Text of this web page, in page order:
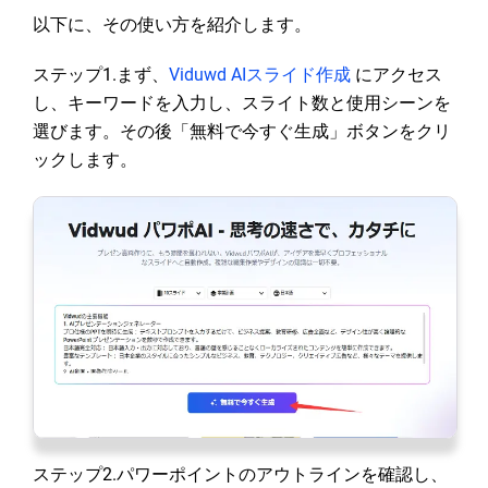
以下に、その使い方を紹介します。
ステップ1.まず、 Viduwd AIスライド作成 にアクセス
し、キーワードを入力し、スライト数と使用シーンを
選びます。その後「無料で今すぐ生成」ボタンをクリ
ックします。
ステップ2.パワーポイントのアウトラインを確認し、